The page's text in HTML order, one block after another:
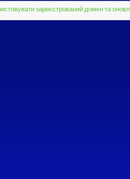
зареєстрований домен та